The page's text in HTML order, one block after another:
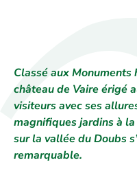
Classé aux
château de Vaire érigé
visiteurs avec ses
magnifiques jardins à
sur la vallée du Doubs
remarquable.